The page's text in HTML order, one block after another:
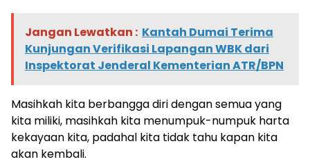
Jangan Lewatkan : Kantah Dumai Terima
Kunjungan Verifikasi Lapangan WBK dari
Inspektorat Jenderal Kementerian ATR/BPN
Masihkah kita berbangga diri dengan semua yang
kita miliki, masihkah kita menumpuk-numpuk harta
kekayaan kita, padahal kita tidak tahu kapan kita
akan kembali.